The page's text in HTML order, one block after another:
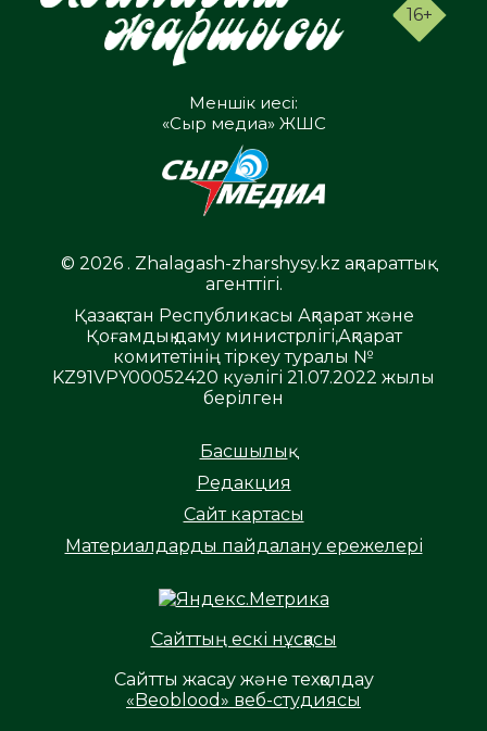
16+
Меншік иесі:
«Сыр медиа» ЖШС
© 2026 . Zhalagash-zharshysy.kz ақпараттық
агенттігі.
Қазақстан Республикасы Ақпарат және
Қоғамдық даму министрлігі,Ақпарат
комитетінің тіркеу туралы №
KZ91VPY00052420 куәлігі 21.07.2022 жылы
берілген
Басшылық
Редакция
Сайт картасы
Материалдарды пайдалану ережелері
Сайттың ескі нұсқасы
Сайтты жасау және техқолдау
«Beoblood» веб-студиясы